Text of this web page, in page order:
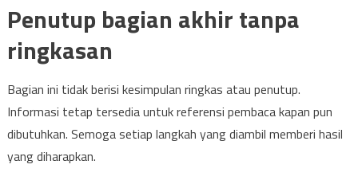
Penutup bagian akhir tanpa
ringkasan
Bagian ini tidak berisi kesimpulan ringkas atau penutup.
Informasi tetap tersedia untuk referensi pembaca kapan pun
dibutuhkan. Semoga setiap langkah yang diambil memberi hasil
yang diharapkan.